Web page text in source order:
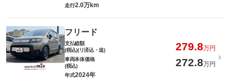
走行2.0万km
フリード
支払総額
(税込)(リ済込・追)
279.8万円
車両本体価格
(税込)
272.8万円
年式2024年